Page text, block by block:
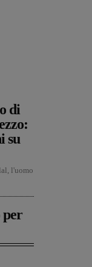
di
su
l'uomo
per